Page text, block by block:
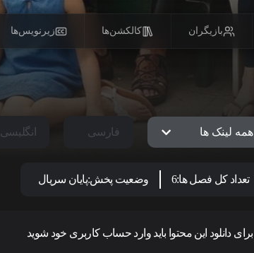
بازیگران کالکشن‌ها زیرنویس‌ها
همه لینک ها فارسی انگلیسی
تعداد کل فصل ها:6 وضعیت پخش:پایان سریال
برای دانلود این محتوا باید وارد حساب کاربری خود شوید